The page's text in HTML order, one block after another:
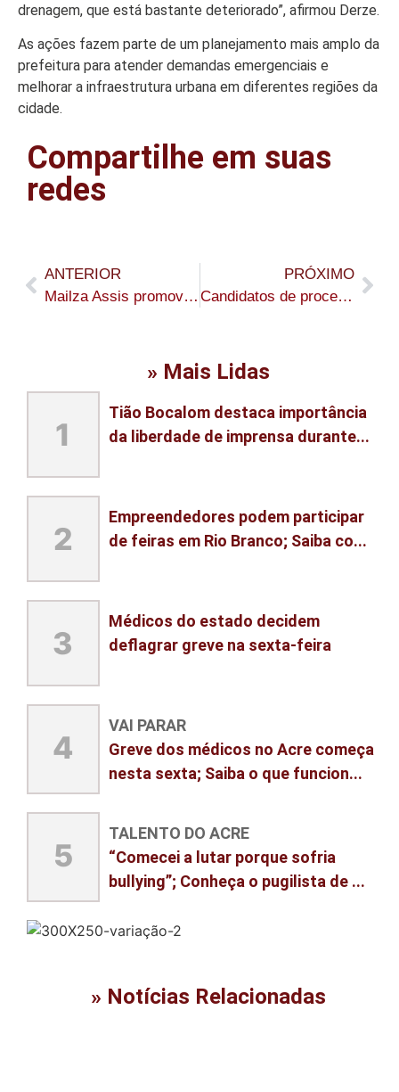
drenagem, que está bastante deteriorado”, afirmou Derze.
As ações fazem parte de um planejamento mais amplo da
prefeitura para atender demandas emergenciais e
melhorar a infraestrutura urbana em diferentes regiões da
cidade.
Compartilhe em suas
redes
ANTERIOR
Mailza Assis promove novas mudanças na Sesacre; Complexo Regulador Estadual tem nova gerência
PRÓXIMO
Candidatos de processo seletivo da Educação no AC são convocados para assinatura de contratos e entrega de documentos
» Mais Lidas
1
Tião Bocalom destaca importância
da liberdade de imprensa durante...
2
Empreendedores podem participar
de feiras em Rio Branco; Saiba co...
3
Médicos do estado decidem
deflagrar greve na sexta-feira
4
VAI PARAR
Greve dos médicos no Acre começa
nesta sexta; Saiba o que funcion...
5
TALENTO DO ACRE
“Comecei a lutar porque sofria
bullying”; Conheça o pugilista de ...
» Notícias Relacionadas